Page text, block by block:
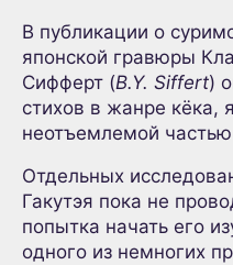
В публикации о
японской гравюры
Сифферт (B.Y. Siffert)
стихов в жанре кёка,
неотъемлемой
Отдельных
Гакутэя пока не
попытка начать его
одного из немногих